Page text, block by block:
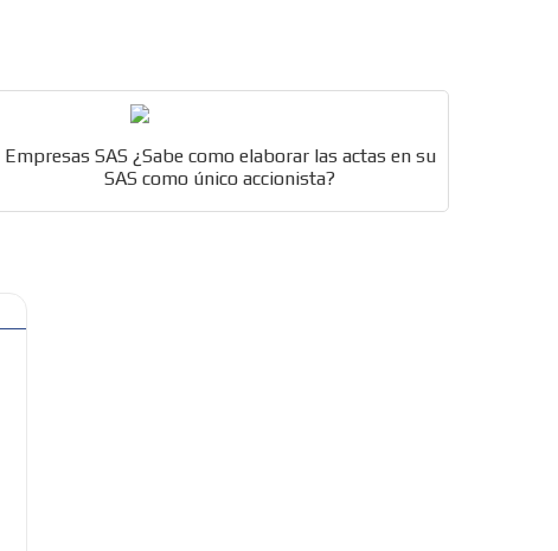
Empresas SAS ¿Sabe como elaborar las actas en su
SAS como único accionista?